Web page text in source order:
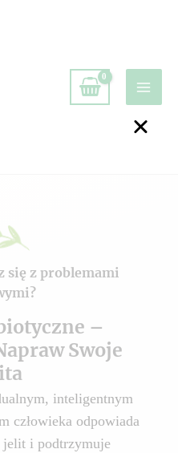
się z problemami
–
Swoje
inteligentnym
człowieka odpowiada
jelit i podtrzymuje